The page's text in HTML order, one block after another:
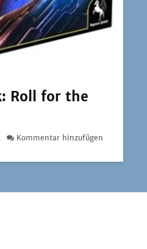
Roll for the
Kommentar hinzufügen